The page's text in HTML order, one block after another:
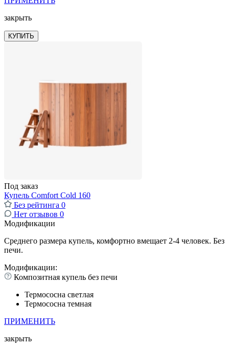
закрыть
КУПИТЬ
Под заказ
Купель Comfort Cold 160
Без рейтинга 0
Нет отзывов 0
Модификации
Среднего размера купель, комфортно вмещает 2-4 человек. Без
печи.
Модификации:
Композитная купель без печи
Термососна светлая
Термососна темная
ПРИМЕНИТЬ
закрыть